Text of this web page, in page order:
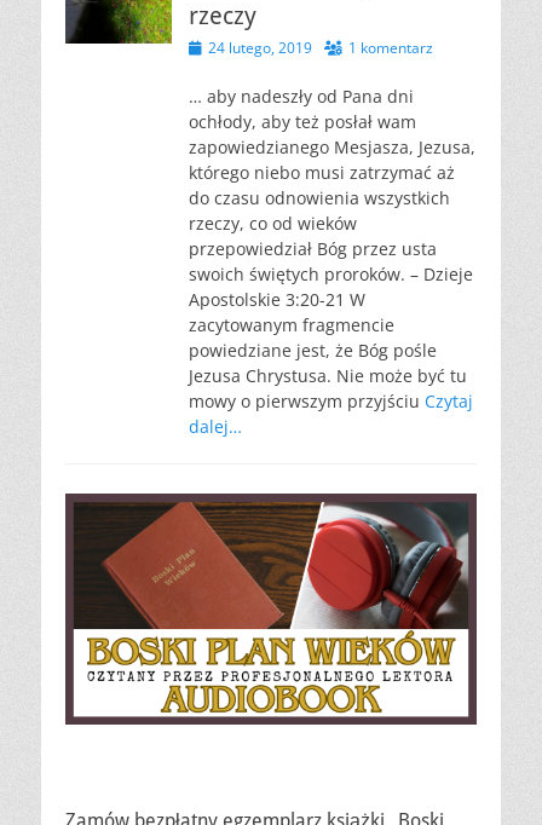
rzeczy
Opublikowano
24 lutego, 2019 1 komentarz
… aby nadeszły od Pana dni
ochłody, aby też posłał wam
zapowiedzianego Mesjasza, Jezusa,
którego niebo musi zatrzymać aż
do czasu odnowienia wszystkich
rzeczy, co od wieków
przepowiedział Bóg przez usta
swoich świętych proroków. – Dzieje
Apostolskie 3:20-21 W
zacytowanym fragmencie
powiedziane jest, że Bóg pośle
Jezusa Chrystusa. Nie może być tu
mowy o pierwszym przyjściu Czytaj
dalej…